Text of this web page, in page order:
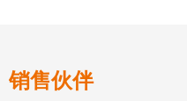
销售伙伴